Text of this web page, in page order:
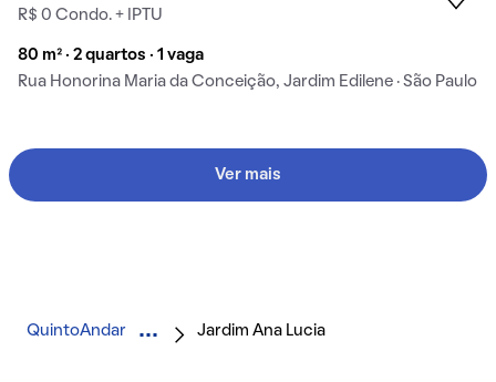
R$ 0 Condo. + IPTU
80 m² · 2 quartos · 1 vaga
Rua Honorina Maria da Conceição, Jardim Edilene · São Paulo
Ver mais
QuintoAndar Jardim Ana Lucia